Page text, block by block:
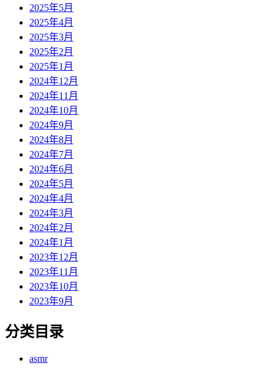
2025年5月
2025年4月
2025年3月
2025年2月
2025年1月
2024年12月
2024年11月
2024年10月
2024年9月
2024年8月
2024年7月
2024年6月
2024年5月
2024年4月
2024年3月
2024年2月
2024年1月
2023年12月
2023年11月
2023年10月
2023年9月
分类目录
asmr